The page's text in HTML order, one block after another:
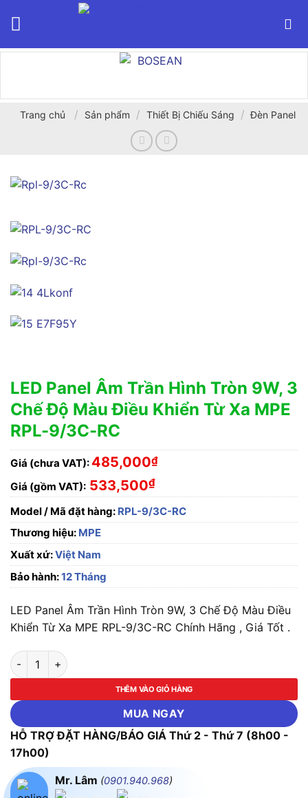
Trang chủ / Sản phẩm / Thiết Bị Chiếu Sáng / Đèn Panel
LED Panel Âm Trần Hình Tròn 9W, 3
Chế Độ Màu Điều Khiển Từ Xa MPE
RPL-9/3C-RC
Giá (chưa VAT): 485,000₫
Giá (gồm VAT): 533,500₫
Model / Mã đặt hàng: RPL-9/3C-RC
Thương hiệu: MPE
Xuất xứ:Việt Nam
Bảo hành:12 Tháng
LED Panel Âm Trần Hình Tròn 9W, 3 Chế Độ Màu Điều
Khiển Từ Xa MPE RPL-9/3C-RC Chính Hãng , Giá Tốt .
LED Panel Âm Trần Hình Tròn 9W, 3 Chế Độ Màu Điều Khiển
THÊM VÀO GIỎ HÀNG
MUA NGAY
HỖ TRỢ ĐẶT HÀNG/BÁO GIÁ Thứ 2 - Thứ 7 (8h00 -
17h00)
Mr. Lâm (0901.940.968)